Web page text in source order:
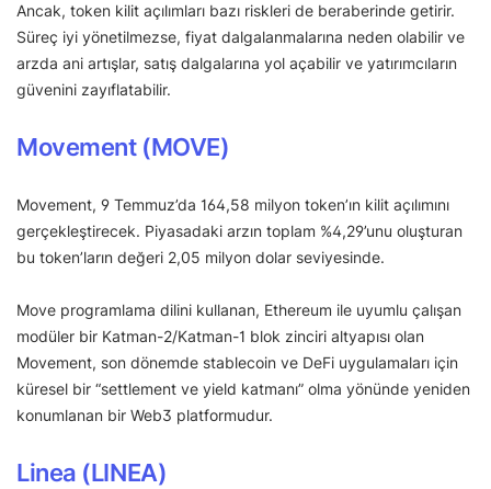
Ancak, token kilit açılımları bazı riskleri de beraberinde getirir.
Süreç iyi yönetilmezse, fiyat dalgalanmalarına neden olabilir ve
arzda ani artışlar, satış dalgalarına yol açabilir ve yatırımcıların
güvenini zayıflatabilir.
Movement (MOVE)
Movement, 9 Temmuz’da 164,58 milyon token’ın kilit açılımını
gerçekleştirecek. Piyasadaki arzın toplam %4,29’unu oluşturan
bu token’ların değeri 2,05 milyon dolar seviyesinde.
Move programlama dilini kullanan, Ethereum ile uyumlu çalışan
modüler bir Katman-2/Katman-1 blok zinciri altyapısı olan
Movement, son dönemde stablecoin ve DeFi uygulamaları için
küresel bir “settlement ve yield katmanı” olma yönünde yeniden
konumlanan bir Web3 platformudur.
Linea (LINEA)